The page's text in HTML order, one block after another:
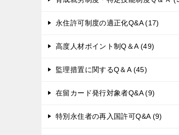
永住許可制度の適正化Q&A (17)
高度人材ポイント制Q＆A (49)
監理措置に関するQ＆A (45)
在留カード発行対象者Q&A (9)
特別永住者の再入国許可Q&A (9)